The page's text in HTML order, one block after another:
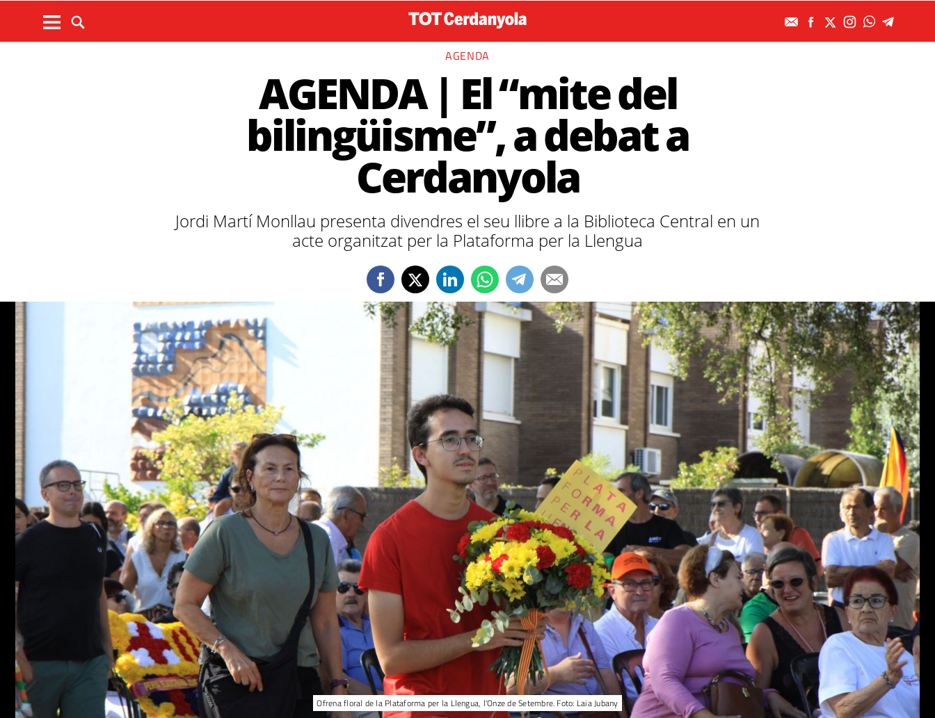
AGENDA
AGENDA | El “mite del
bilingüisme”, a debat a
Cerdanyola
Jordi Martí Monllau presenta divendres el seu llibre a la Biblioteca Central en un
acte organitzat per la Plataforma per la Llengua
Ofrena floral de la Plataforma per la Llengua, l'Onze de Setembre. Foto: Laia Jubany